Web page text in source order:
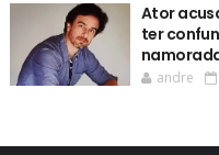
Ator
ter
andre